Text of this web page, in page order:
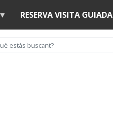
al
contingut
RESERVA VISITA GUIADA